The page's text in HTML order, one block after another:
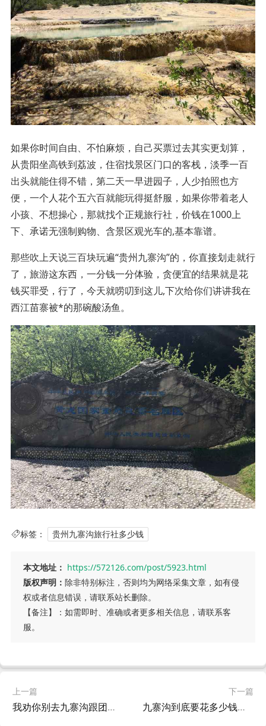
如果你时间自由、不怕麻烦，自己买票过去其实更划算，
从贵阳坐高铁到荔波，住宿找景区门口的客栈，淡季一百
出头就能住得不错，第二天一早进园子，人少拍照也方
便，一个人花个五六百就能玩得挺舒服，如果你带着老人
小孩、不想操心，那就找个正规旅行社，价钱在1000上
下、承诺无强制购物、含景区观光车的,基本靠谱。
那些吹上天说三百块玩遍“贵州九寨沟”的，你直接划走就行
了，旅游这东西，一分钱一分体验，贪便宜的结果就是花
钱买罪受，行了，今天就唠叨到这儿,下次给你们讲讲我在
西江苗寨被*的那碗酸汤鱼。
标签： 贵州九寨沟旅行社多少钱
本文地址： https://572126.com/post/5923.html
版权声明： 除非特别标注，否则均为网络采集文章，如有侵
权或者信息错误，请联系站长删除。
【备注】：如需即时、准确或者更多相关信息，请联系客
服。
上一篇
我劝你别去九寨沟跟团，除非你想被安排得明明白白
下一篇
九寨沟到底要花多少钱？这份真实报价表，看完再出发